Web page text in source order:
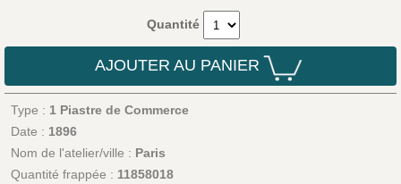
Quantité
AJOUTER AU PANIER
Type : 1 Piastre de Commerce
Date : 1896
Nom de l'atelier/ville : Paris
Quantité frappée : 11858018